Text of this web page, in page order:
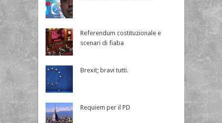
Referendum costituzionale e
scenari di fiaba
Brexit; bravi tutti.
Requiem per il PD